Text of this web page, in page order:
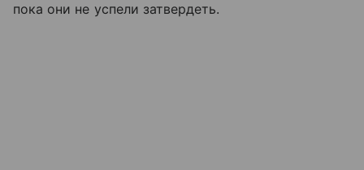
пока они не успели затвердеть.